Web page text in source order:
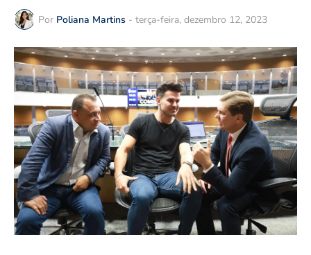
Por Poliana Martins - terça-feira, dezembro 12, 2023